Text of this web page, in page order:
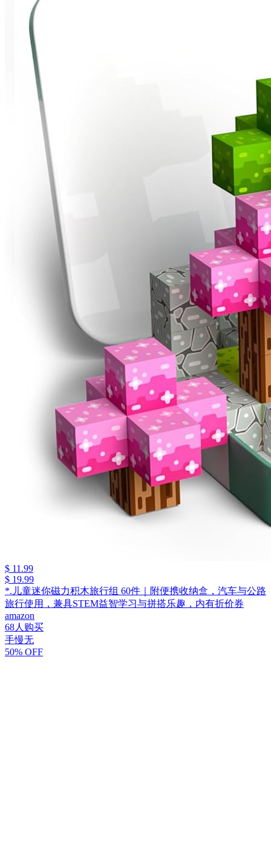
$ 11.99
$ 19.99
*.儿童迷你磁力积木旅行组 60件｜附便携收纳盒，汽车与公路
旅行使用，兼具STEM益智学习与拼搭乐趣，内有折价券
amazon
68人购买
手慢无
50% OFF